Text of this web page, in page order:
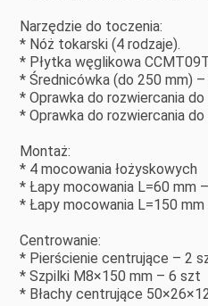
Narzędzie do toczenia:
* Nóż tokarski (4 rodzaje).
* Płytka węglikowa
* Średnicówka (do 250 mm)
* Oprawka do rozwiercania
* Oprawka do rozwiercania
Montaż:
* 4 mocowania łożyskowych
* Łapy mocowania L=60 mm
* Łapy mocowania L=150
Centrowanie:
* Pierścienie centrujące – 2
* Szpilki M8×150 mm – 6 szt
* Błachy centrujące